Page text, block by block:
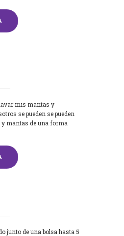
lavar mis mantas y
se pueden se pueden
y mantas de una forma
junto de una bolsa hasta 5